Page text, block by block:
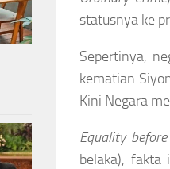
statusnya ke
Sepertinya,
kematian
Kini Negara
Equality
belaka), fakta